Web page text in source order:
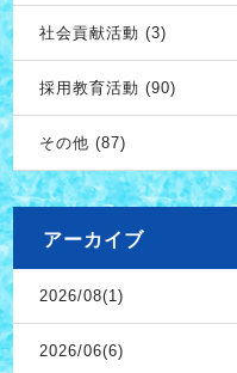
社会貢献活動 (3)
採用教育活動 (90)
その他 (87)
アーカイブ
2026/08(1)
2026/06(6)